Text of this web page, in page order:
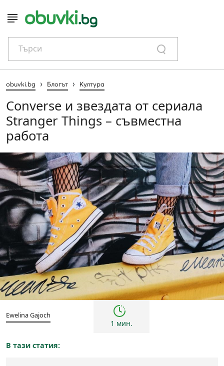
Търси
obuvki.bg › Блогът › Култура
Converse и звездата от сериала
Stranger Things – съвместна
работа
Култура
Ewelina Gajoch
1 мин.
В тази статия: